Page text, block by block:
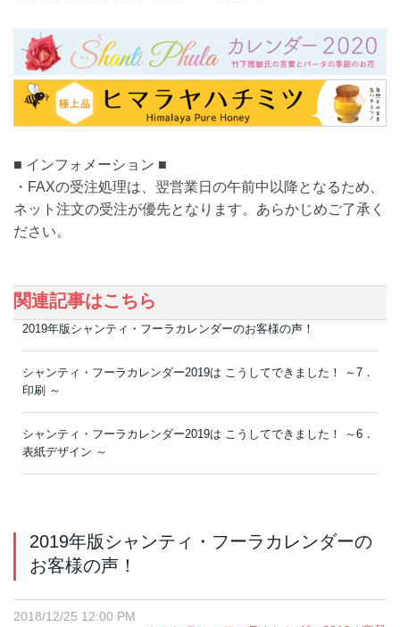
■ インフォメーション ■
・FAXの受注処理は、翌営業日の午前中以降となるため、
ネット注文の受注が優先となります。あらかじめご了承く
ださい。
関連記事はこちら
2019年版シャンティ・フーラカレンダーのお客様の声！
シャンティ・フーラカレンダー2019は こうしてできました！ ～7．
印刷 ～
シャンティ・フーラカレンダー2019は こうしてできました！ ～6．
表紙デザイン ～
2019年版シャンティ・フーラカレンダーの
お客様の声！
2018/12/25 12:00 PM